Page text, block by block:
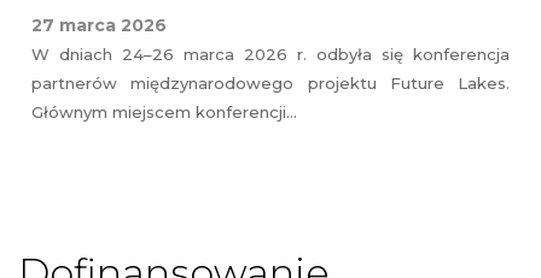
27 marca 2026
W dniach 24–26 marca 2026 r. odbyła się konferencja
partnerów międzynarodowego projektu Future Lakes.
Głównym miejscem konferencji…